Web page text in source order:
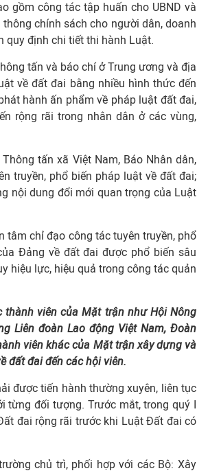
gồm công tác tập huấn cho UBND và
chính sách cho người dân, doanh
quy định chi tiết thi hành Luật.
tấn và báo chí ở Trung ương và địa
về đất đai bằng nhiều hình thức đến
hành ấn phẩm về pháp luật đất đai,
rộng rãi trong nhân dân ở các vùng,
tấn xã Việt Nam, Báo Nhân dân,
truyền, phổ biến pháp luật về đất đai;
nội dung đổi mới quan trọng của Luật
tâm chỉ đạo công tác tuyên truyền, phổ
Đảng về đất đai được phổ biến sâu
hiệu lực, hiệu quả trong công tác quản
viên của Mặt trận như Hội Nông
Liên đoàn Lao động Việt Nam, Đoàn
viên khác của Mặt trận xây dựng và
đất đai đến các hội viên.
được tiến hành thường xuyên, liên tục
từng đối tượng. Trước mắt, trong quý I
đai rộng rãi trước khi Luật Đất đai có
chủ trì, phối hợp với các Bộ: Xây